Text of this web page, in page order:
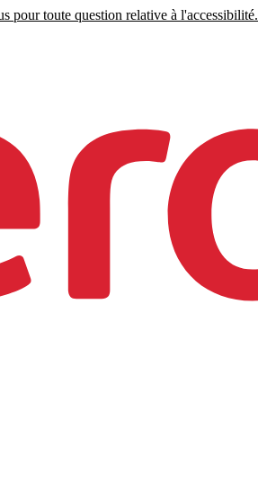
pour toute question relative à l'accessibilité.